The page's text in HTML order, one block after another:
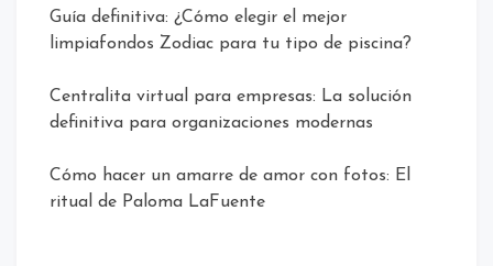
Guía definitiva: ¿Cómo elegir el mejor
limpiafondos Zodiac para tu tipo de piscina?
Centralita virtual para empresas: La solución
definitiva para organizaciones modernas
Cómo hacer un amarre de amor con fotos: El
ritual de Paloma LaFuente